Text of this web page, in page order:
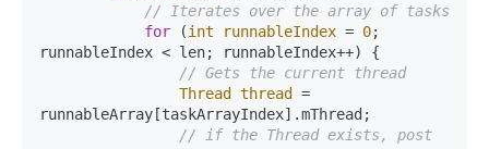
// Iterates over the array of tasks
for (int runnableIndex = 0;
runnableIndex < len; runnableIndex++) {
// Gets the current thread
Thread
thread
=
runnableArray[taskArrayIndex].mThread;
// if the Thread exists, post